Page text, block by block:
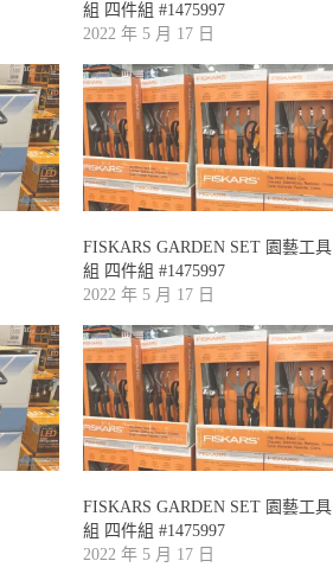
組 四件組 #1475997
2022 年 5 月 17 日
FISKARS GARDEN SET 園藝工具
組 四件組 #1475997
2022 年 5 月 17 日
FISKARS GARDEN SET 園藝工具
組 四件組 #1475997
2022 年 5 月 17 日